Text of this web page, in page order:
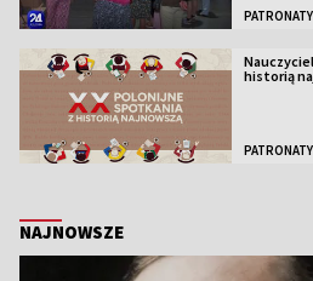
historią
NAJNOWSZE